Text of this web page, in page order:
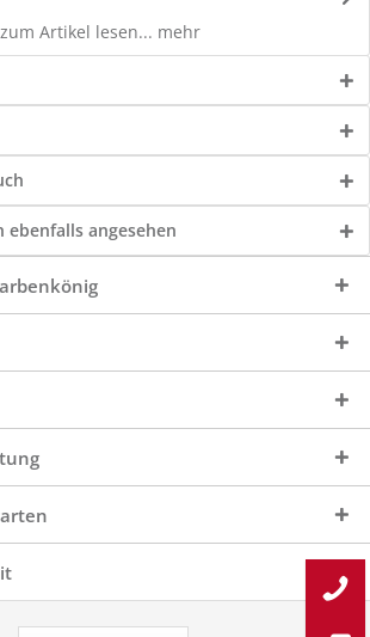
Artikel lesen... mehr
ebenfalls angesehen